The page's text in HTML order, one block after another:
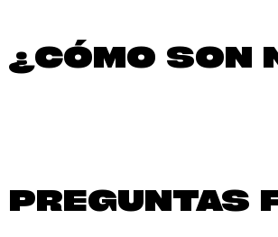
¿CÓMO SON
PREGUNTAS